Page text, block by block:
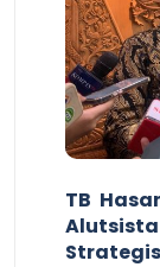
TB